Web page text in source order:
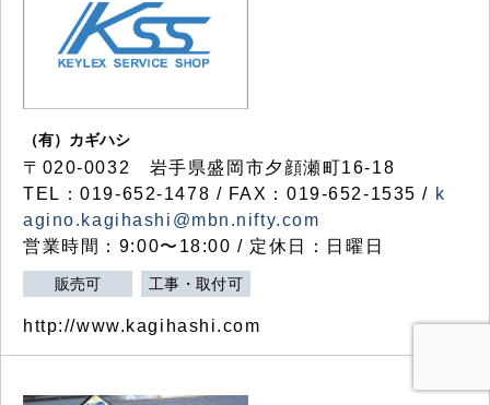
（有）カギハシ
〒020-0032 岩手県盛岡市夕顔瀬町16-18
TEL：019-652-1478 / FAX：019-652-1535 / k
agino.kagihashi@mbn.nifty.com
営業時間：9:00〜18:00 / 定休日：日曜日
販売可 工事・取付可
http://www.kagihashi.com